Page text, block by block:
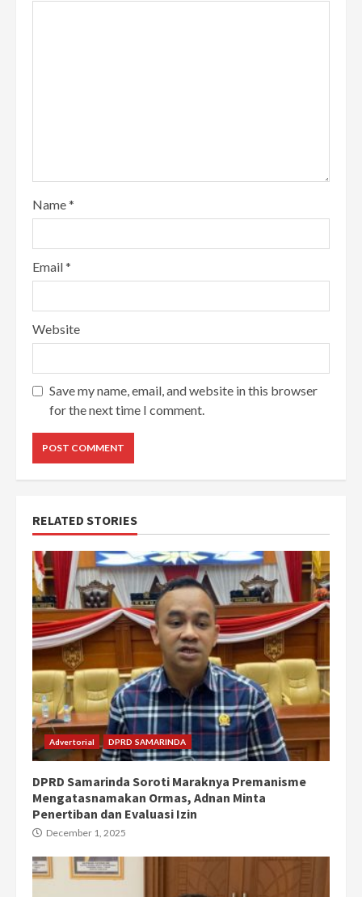
Name*
Email*
Website
Save my name, email, and website in this browser
for the next time I comment.
RELATED STORIES
Advertorial DPRD SAMARINDA
DPRD Samarinda Soroti Maraknya Premanisme
Mengatasnamakan Ormas, Adnan Minta
Penertiban dan Evaluasi Izin
December 1, 2025